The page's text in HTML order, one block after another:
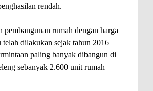
rendah.
pembangunan rumah dengan harga
dilakukan sejak tahun 2016
paling banyak dibangun di
sebanyak 2.600 unit rumah